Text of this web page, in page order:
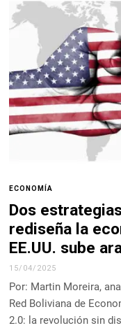
ECONOMÍA
Dos
rediseña la
EE.UU. sube
15/04/2025
Por: Martin Moreira,
Red Boliviana de
2.0: la revolución sin